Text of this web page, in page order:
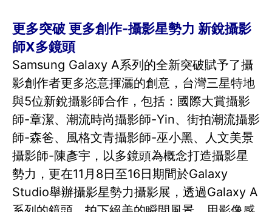
更多突破 更多創作-攝影星勢力 新銳攝影
師X多鏡頭
Samsung Galaxy A系列的全新突破賦予了攝
影創作者更多恣意揮灑的創意，台灣三星特地
與5位新銳攝影師合作，包括：國際大賞攝影
師-章潔、潮流時尚攝影師-Yin、街拍潮流攝影
師-森爸、風格文青攝影師-巫小黑、人文美景
攝影師-陳彥宇，以多鏡頭為概念打造攝影星
勢力，更在11月8日至16日期間於Galaxy
Studio舉辦攝影星勢力攝影展，透過Galaxy A